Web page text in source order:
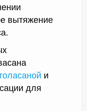
вытяжение
и
для